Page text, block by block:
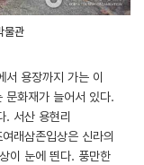
물관
용장까지 가는 이
문화재가 늘어서 있다.
. 서산 용현리
래삼존입상은 신라의
이 눈에 띈다. 풍만한